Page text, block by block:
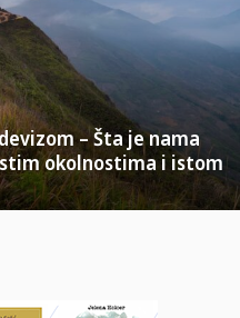
– Šta je nama
okolnostima i istom